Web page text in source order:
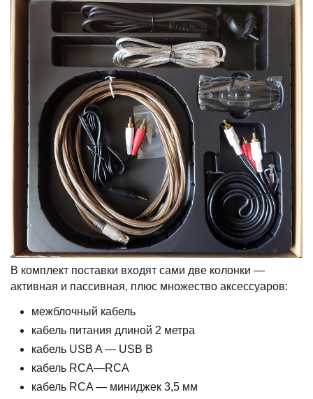
В комплект поставки входят сами две колонки —
активная и пассивная, плюс множество аксессуаров:
межблочный кабель
кабель питания длиной 2 метра
кабель USB A — USB B
кабель RCA—RCA
кабель RCA — миниджек 3,5 мм